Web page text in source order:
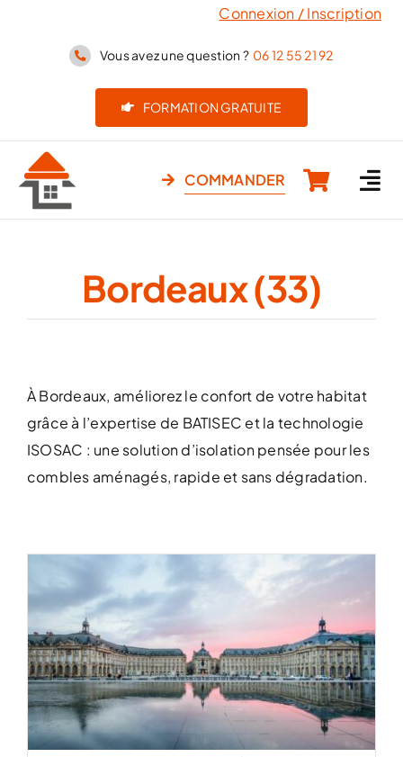
Connexion / Inscription
Vous avez une question ? 06 12 55 21 92
FORMATION GRATUITE
COMMANDER
Bordeaux (33)
À Bordeaux, améliorez le confort de votre habitat
grâce à l’expertise de BATISEC et la technologie
ISOSAC : une solution d’isolation pensée pour les
combles aménagés, rapide et sans dégradation.